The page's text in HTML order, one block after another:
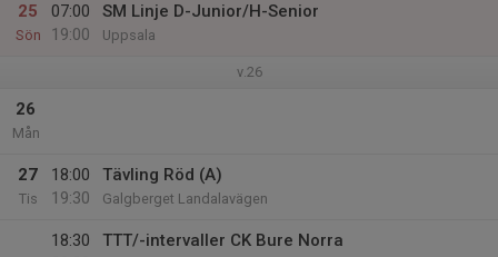
25
Sön
07:00
19:00
SM Linje D-Junior/H-Senior
Uppsala
v.26
26
Mån
27
Tis
18:00
19:30
Tävling Röd (A)
Galgberget Landalavägen
18:30
TTT/-intervaller CK Bure Norra